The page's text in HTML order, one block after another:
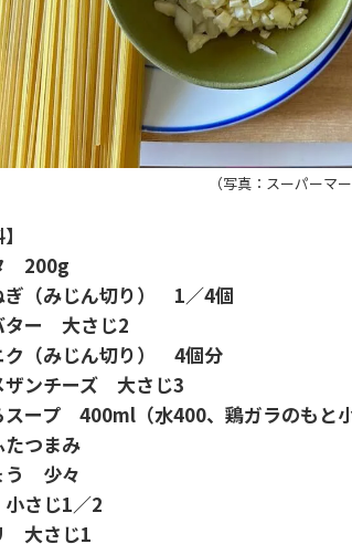
（写真：スーパーマ
200g
ぎ（みじん切り） 1／4個
ター 大さじ2
ク（みじん切り） 4個分
ザンチーズ 大さじ3
スープ 400ml（水400、鶏ガラのもと小
つまみ
う 少々
さじ1／2
大さじ1